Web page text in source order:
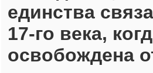
единства
17-го века,
освобождена